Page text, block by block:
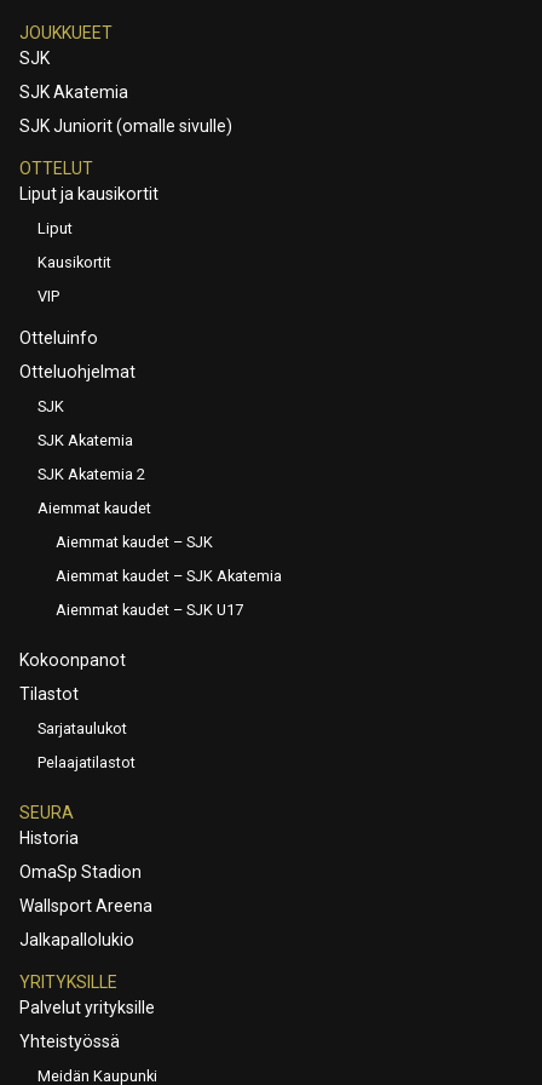
JOUKKUEET
SJK
SJK Akatemia
SJK Juniorit (omalle sivulle)
OTTELUT
Liput ja kausikortit
Liput
Kausikortit
VIP
Otteluinfo
Otteluohjelmat
SJK
SJK Akatemia
SJK Akatemia 2
Aiemmat kaudet
Aiemmat kaudet – SJK
Aiemmat kaudet – SJK Akatemia
Aiemmat kaudet – SJK U17
Kokoonpanot
Tilastot
Sarjataulukot
Pelaajatilastot
SEURA
Historia
OmaSp Stadion
Wallsport Areena
Jalkapallolukio
YRITYKSILLE
Palvelut yrityksille
Yhteistyössä
Meidän Kaupunki